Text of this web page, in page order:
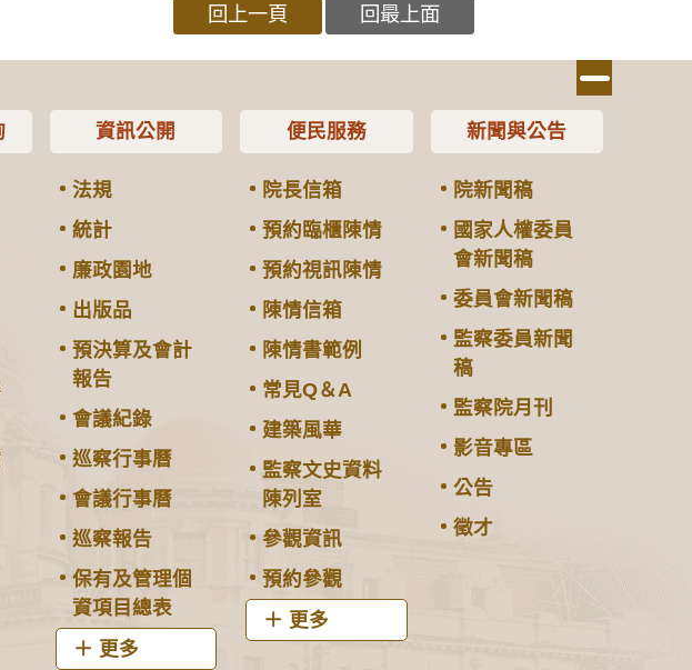
回上一頁 回最上面
資訊公開
法規
統計
廉政園地
出版品
預決算及會計
報告
會議紀錄
巡察行事曆
會議行事曆
巡察報告
保有及管理個
資項目總表
更多
便民服務
院長信箱
預約臨櫃陳情
預約視訊陳情
陳情信箱
陳情書範例
常見Q＆A
建築風華
監察文史資料
陳列室
參觀資訊
預約參觀
更多
新聞與公告
院新聞稿
國家人權委員
會新聞稿
委員會新聞稿
監察委員新聞
稿
監察院月刊
影音專區
公告
徵才